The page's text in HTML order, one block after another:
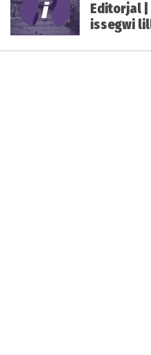
Editorjal |
issegwi